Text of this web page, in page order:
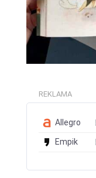
REKLAMA
Allegro
Empik